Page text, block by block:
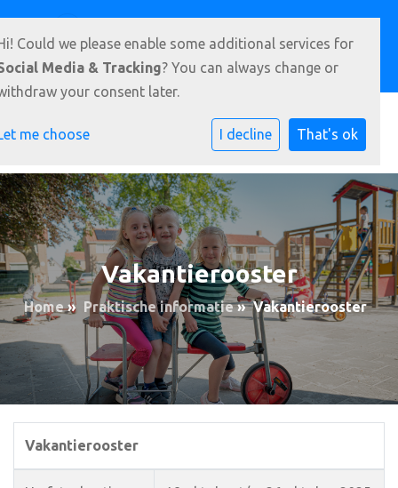
0512- 331 951 E-mailadres
Vakantierooster
Home» Praktische informatie» Vakantierooster
Vakantierooster
Could we please enable some additional services for
Media & Tracking? You can always change or
your consent later.
me choose I decline That's ok